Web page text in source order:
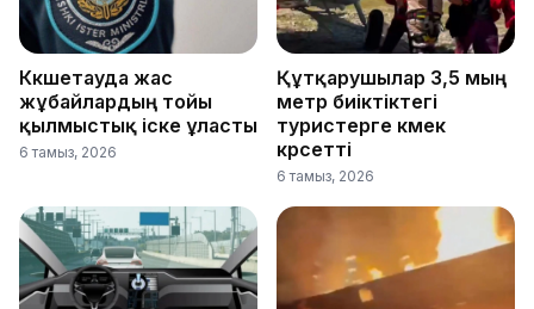
Көкшетауда жас
жұбайлардың тойы
қылмыстық іске ұласты
6 тамыз, 2026
Құтқарушылар 3,5 мың
метр биіктіктегі
туристерге көмек
көрсетті
6 тамыз, 2026